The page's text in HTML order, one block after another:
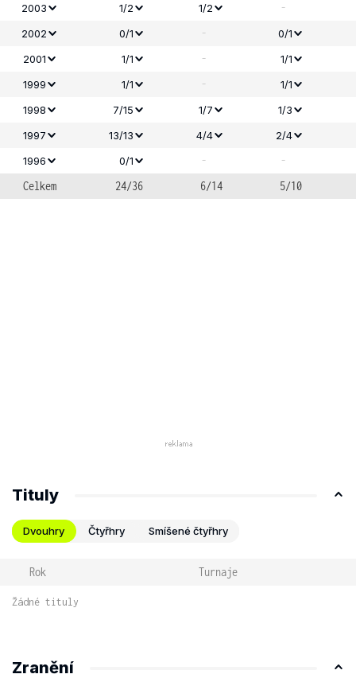
2003 1/2 1/2 -
2002 0/1 -
0/1
2001
1/1 -
1/1
1999
1/1 -
1/1
1998
7/15 1/7 1/3
1997
13/13 4/4 2/4
1996
0/1 -
-
Celkem
24/36 6/14 5/10
Tituly
Dvouhry Čtyřhry Smíšené čtyřhry
Rok Turnaje
Žádné tituly
Zranění